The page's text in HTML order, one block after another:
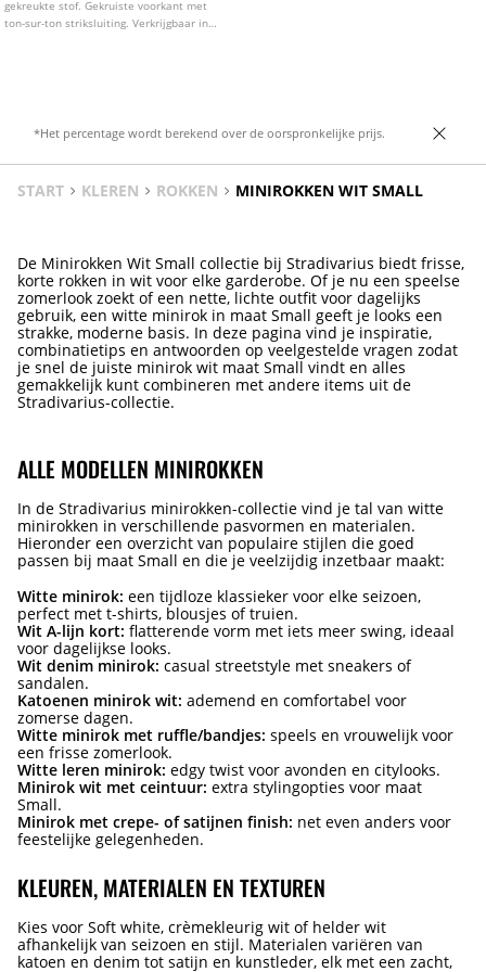
gekreukte stof. Gekruiste voorkant met
ton-sur-ton striksluiting. Verkrijgbaar in
*Het percentage wordt berekend over de oorspronkelijke prijs.
START KLEREN ROKKEN MINIROKKEN WIT SMALL
De Minirokken Wit Small collectie bij Stradivarius biedt frisse,
korte rokken in wit voor elke garderobe. Of je nu een speelse
zomerlook zoekt of een nette, lichte outfit voor dagelijks
gebruik, een witte minirok in maat Small geeft je looks een
strakke, moderne basis. In deze pagina vind je inspiratie,
combinatietips en antwoorden op veelgestelde vragen zodat
je snel de juiste minirok wit maat Small vindt en alles
gemakkelijk kunt combineren met andere items uit de
Stradivarius-collectie.
ALLE MODELLEN MINIROKKEN
In de Stradivarius minirokken-collectie vind je tal van witte
minirokken in verschillende pasvormen en materialen.
Hieronder een overzicht van populaire stijlen die goed
passen bij maat Small en die je veelzijdig inzetbaar maakt:
Witte minirok: een tijdloze klassieker voor elke seizoen,
perfect met t-shirts, blousjes of truien.
Wit A-lijn kort: flatterende vorm met iets meer swing, ideaal
voor dagelijkse looks.
Wit denim minirok: casual streetstyle met sneakers of
sandalen.
Katoenen minirok wit: ademend en comfortabel voor
zomerse dagen.
Witte minirok met ruffle/bandjes: speels en vrouwelijk voor
een frisse zomerlook.
Witte leren minirok: edgy twist voor avonden en citylooks.
Minirok wit met ceintuur: extra stylingopties voor maat
Small.
Minirok met crepe- of satijnen finish: net even anders voor
feestelijke gelegenheden.
KLEUREN, MATERIALEN EN TEXTUREN
Kies voor Soft white, crèmekleurig wit of helder wit
afhankelijk van seizoen en stijl. Materialen variëren van
katoen en denim tot satijn en kunstleder, elk met een zacht,